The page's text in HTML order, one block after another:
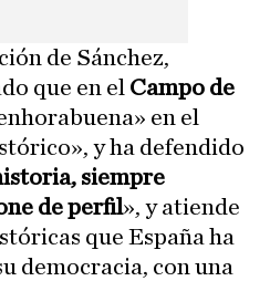
de Sánchez,
que en el Campo de
en el
y ha defendido
siempre
de perfil», y atiende
que España ha
democracia, con una